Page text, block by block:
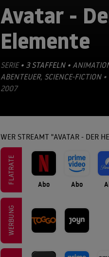
Avatar -
Elemente
SERIE • 3 STAFFELN •
ABENTEUER, SCIENCE-FICTION•
2007
WER STREAMT "AVATAR - DER
FLATRATE Abo Abo
WERBUNG